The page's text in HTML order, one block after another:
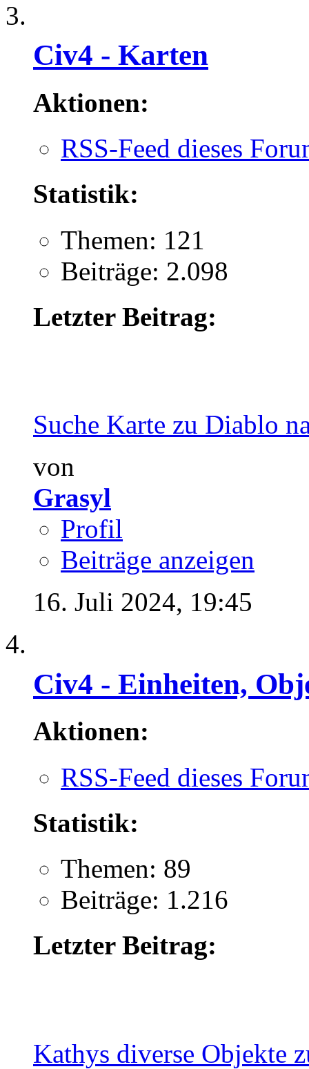
Civ4 - Karten
Aktionen:
RSS-Feed dieses
Statistik:
Themen: 121
Beiträge: 2.098
Letzter Beitrag:
Suche Karte zu Diablo
von
Grasyl
Profil
Beiträge anzeigen
16. Juli 2024, 19:45
Civ4 - Einheiten,
Aktionen:
RSS-Feed dieses
Statistik:
Themen: 89
Beiträge: 1.216
Letzter Beitrag:
Kathys diverse Objekte